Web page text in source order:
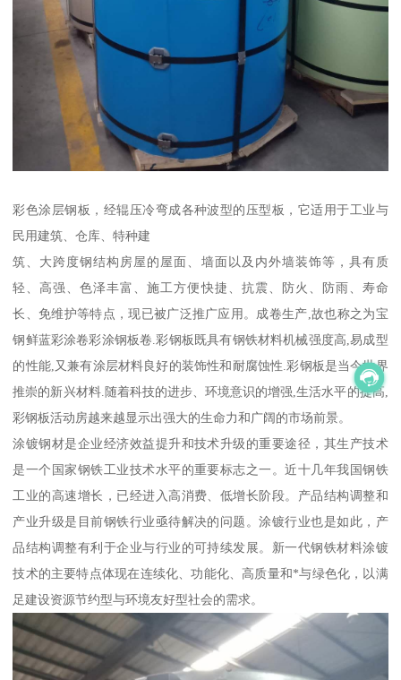
彩色涂层钢板，经辊压冷弯成各种波型的压型板，它适用于工业与
民用建筑、仓库、特种建
筑、大跨度钢结构房屋的屋面、墙面以及内外墙装饰等，具有质
轻、高强、色泽丰富、施工方便快捷、抗震、防火、防雨、寿命
长、免维护等特点，现已被广泛推广应用。成卷生产,故也称之为宝
钢鲜蓝彩涂卷彩涂钢板卷.彩钢板既具有钢铁材料机械强度高,易成型
的性能,又兼有涂层材料良好的装饰性和耐腐蚀性.彩钢板是当今世界
推崇的新兴材料.随着科技的进步、环境意识的增强,生活水平的提高,
彩钢板活动房越来越显示出强大的生命力和广阔的市场前景。
涂镀钢材是企业经济效益提升和技术升级的重要途径，其生产技术
是一个国家钢铁工业技术水平的重要标志之一。近十几年我国钢铁
工业的高速增长，已经进入高消费、低增长阶段。产品结构调整和
产业升级是目前钢铁行业亟待解决的问题。涂镀行业也是如此，产
品结构调整有利于企业与行业的可持续发展。新一代钢铁材料涂镀
技术的主要特点体现在连续化、功能化、高质量和*与绿色化，以满
足建设资源节约型与环境友好型社会的需求。